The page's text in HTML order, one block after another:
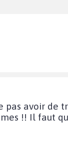
pas avoir de
!! Il faut